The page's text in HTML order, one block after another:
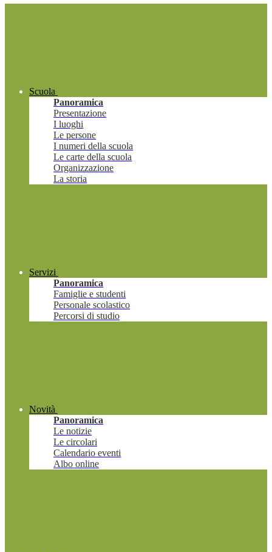
Scuola
Panoramica
Presentazione
I luoghi
Le persone
I numeri della scuola
Le carte della scuola
Organizzazione
La storia
Servizi
Panoramica
Famiglie e studenti
Personale scolastico
Percorsi di studio
Novità
Panoramica
Le notizie
Le circolari
Calendario eventi
Albo online